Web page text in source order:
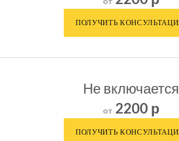
Не включается
от2200 р